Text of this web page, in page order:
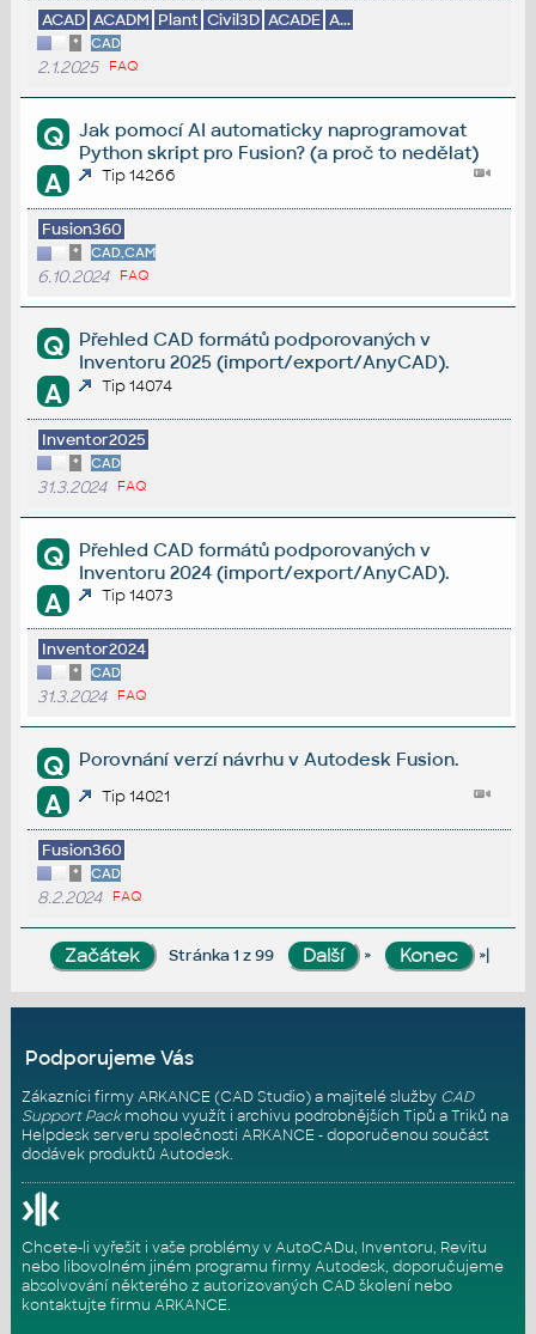
ACAD ACADM Plant Civil3D ACADE A...
* CAD
2.1.2025 FAQ
Q
Jak pomocí AI automaticky naprogramovat
Python skript pro Fusion? (a proč to nedělat)
A Tip 14266
Fusion360
* CAD,CAM
6.10.2024 FAQ
Q
Přehled CAD formátů podporovaných v
Inventoru 2025 (import/export/AnyCAD).
A Tip 14074
Inventor2025
* CAD
31.3.2024 FAQ
Q
Přehled CAD formátů podporovaných v
Inventoru 2024 (import/export/AnyCAD).
A Tip 14073
Inventor2024
* CAD
31.3.2024 FAQ
Q Porovnání verzí návrhu v Autodesk Fusion.
A Tip 14021
Fusion360
* CAD
8.2.2024 FAQ
Stránka 1 z 99 » »|
Podporujeme Vás
Zákazníci firmy ARKANCE (CAD Studio) a majitelé služby CAD
Support Packmohou využít i archivu podrobnějších Tipů a Triků na
Helpdesk serveru společnosti ARKANCE - doporučenou součást
dodávek produktů Autodesk.
Chcete-li vyřešit i vaše problémy v AutoCADu, Inventoru, Revitu
nebo libovolném jiném programu firmy Autodesk, doporučujeme
absolvování některého z autorizovaných CAD školenínebo
kontaktujte firmu ARKANCE.